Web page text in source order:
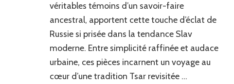
de
tradition
russe
véritables témoins d’un savoir-faire
ancestral, apportent cette touche d’éclat de
Russie si prisée dans la tendance Slav
moderne. Entre simplicité raffinée et audace
urbaine, ces pièces incarnent un voyage au
cœur d’une tradition Tsar revisitée …